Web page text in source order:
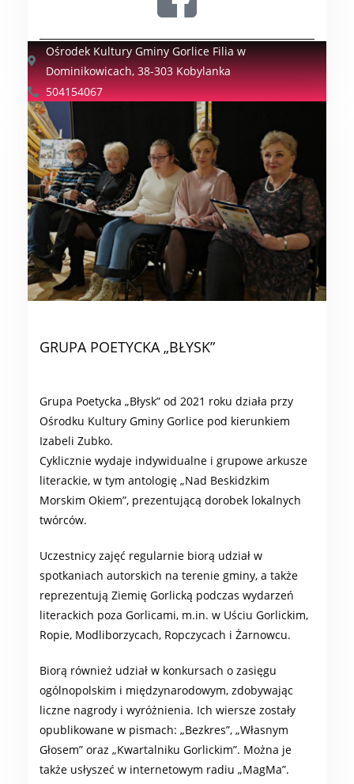
Ośrodek Kultury Gminy Gorlice Filia w
Dominikowicach, 38-303 Kobylanka
504154067
GRUPA POETYCKA „BŁYSK”
Grupa Poetycka „Błysk” od 2021 roku działa przy
Ośrodku Kultury Gminy Gorlice pod kierunkiem
Izabeli Zubko.
Cyklicznie wydaje indywidualne i grupowe arkusze
literackie, w tym antologię „Nad Beskidzkim
Morskim Okiem”, prezentującą dorobek lokalnych
twórców.
Uczestnicy zajęć regularnie biorą udział w
spotkaniach autorskich na terenie gminy, a także
reprezentują Ziemię Gorlicką podczas wydarzeń
literackich poza Gorlicami, m.in. w Uściu Gorlickim,
Ropie, Modliborzycach, Ropczycach i Żarnowcu.
Biorą również udział w konkursach o zasięgu
ogólnopolskim i międzynarodowym, zdobywając
liczne nagrody i wyróżnienia. Ich wiersze zostały
opublikowane w pismach: „Bezkres”, „Własnym
Głosem” oraz „Kwartalniku Gorlickim”. Można je
także usłyszeć w internetowym radiu „MagMa”.